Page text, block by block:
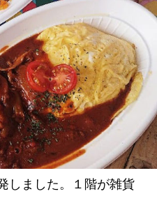
しました。１階が雑貨